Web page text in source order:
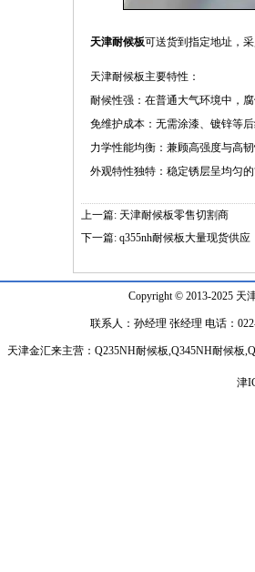
天津耐候板可送货到指定地址，
天津耐候板主要特性：
耐候性强：在普通大气环境中，
免维护成本：无需涂漆、镀锌等
力学性能均衡：兼顾高强度与高
外观特性独特：稳定锈层呈均匀
上一篇: 天津耐候板零售切割商
下一篇: q355nh耐候板大量现货供应
Copyright © 2013-2025 天
联系人：孙经理 张经理 电话：
天津金汇来主营：Q235NH耐候板,Q345NH耐候板
津